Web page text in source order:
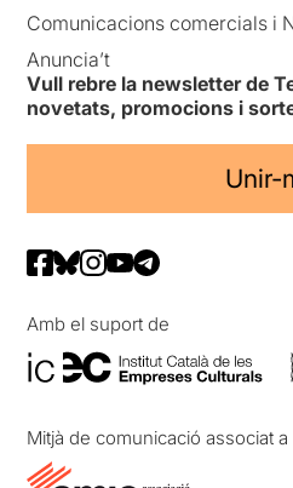
Comunicacions comercials i
Anuncia’t
Vull rebre la newsletter de
novetats, promocions i
Unir-
Amb el suport de
Mitjà de comunicació associat a